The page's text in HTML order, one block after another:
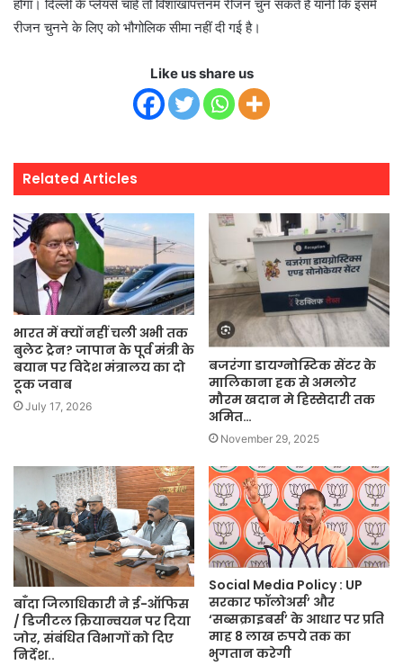
होगा। दिल्ली के प्लेयर्स चाहें तो विशाखापत्तनम रीजन चुन सकते हैं यानी कि इसमें
रीजन चुनने के लिए को भौगोलिक सीमा नहीं दी गई है।
Like us share us
Related Articles
भारत में क्यों नहीं चली अभी तक
बुलेट ट्रेन? जापान के पूर्व मंत्री के
बयान पर विदेश मंत्रालय का दो
टूक जवाब
July 17, 2026
बजरंगा डायग्नोस्टिक सेंटर के
मालिकाना हक से अमलोर
मौरम खदान मे हिस्सेदारी तक
अमित…
November 29, 2025
बाँदा जिलाधिकारी ने ई-ऑफिस
/ डिजीटल क्रियान्वयन पर दिया
जोर, संबंधित विभागों को दिए
निर्देश..
Social Media Policy : UP
सरकार फॉलोअर्स’ और
‘सब्सक्राइबर्स’ के आधार पर प्रति
माह 8 लाख रुपये तक का
भुगतान करेगी